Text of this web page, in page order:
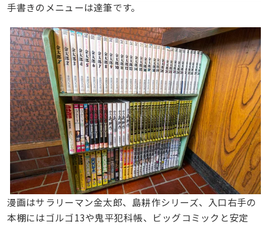
手書きのメニューは達筆です。
漫画はサラリーマン金太郎、島耕作シリーズ、入口右手の
本棚にはゴルゴ13や鬼平犯科帳、ビッグコミックと安定